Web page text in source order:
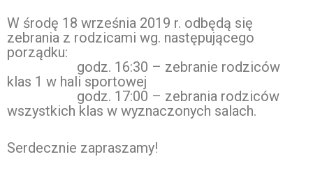
W środę 18 września 2019 r. odbędą się
zebrania z rodzicami wg. następującego
porządku:
godz. 16:30 – zebranie rodziców
klas 1 w hali sportowej
godz. 17:00 – zebrania rodziców
wszystkich klas w wyznaczonych salach.
Serdecznie zapraszamy!